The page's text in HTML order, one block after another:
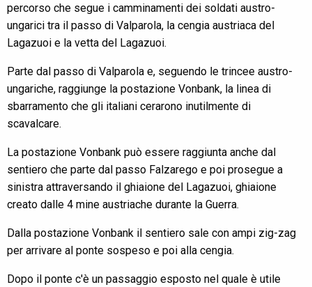
percorso che segue i camminamenti dei soldati austro-
ungarici tra il passo di Valparola, la cengia austriaca del
Lagazuoi e la vetta del Lagazuoi.
Parte dal passo di Valparola e, seguendo le trincee austro-
ungariche, raggiunge la postazione Vonbank, la linea di
sbarramento che gli italiani cerarono inutilmente di
scavalcare.
La postazione Vonbank può essere raggiunta anche dal
sentiero che parte dal passo Falzarego e poi prosegue a
sinistra attraversando il ghiaione del Lagazuoi, ghiaione
creato dalle 4 mine austriache durante la Guerra.
Dalla postazione Vonbank il sentiero sale con ampi zig-zag
per arrivare al ponte sospeso e poi alla cengia.
Dopo il ponte c'è un passaggio esposto nel quale è utile